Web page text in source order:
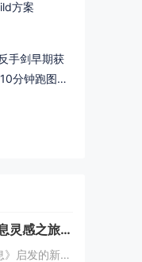
方案
手剑早期获
分钟跑图拿
塞尔达传说，荒野之息灵感之旅——新西兰南岛峡湾探秘与荒野生存体验
《塞尔达传说：荒野之息》启发的新西兰南岛之旅，探索了其壮丽的自然风光与荒野生存体验。在峡湾国家公园，你将亲历游戏般的奇妙景色，从镜面般的湖泊、雄伟的山脉到神秘的森林，每一处都仿佛是游戏中的场景再现。你可以参与野外生存活动，学习采集、搭建庇护...